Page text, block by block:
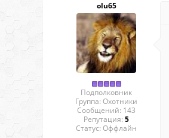
olu65
Подполковник
Группа: Охотники
Сообщений: 143
Репутация: 5
Статус: Оффлайн